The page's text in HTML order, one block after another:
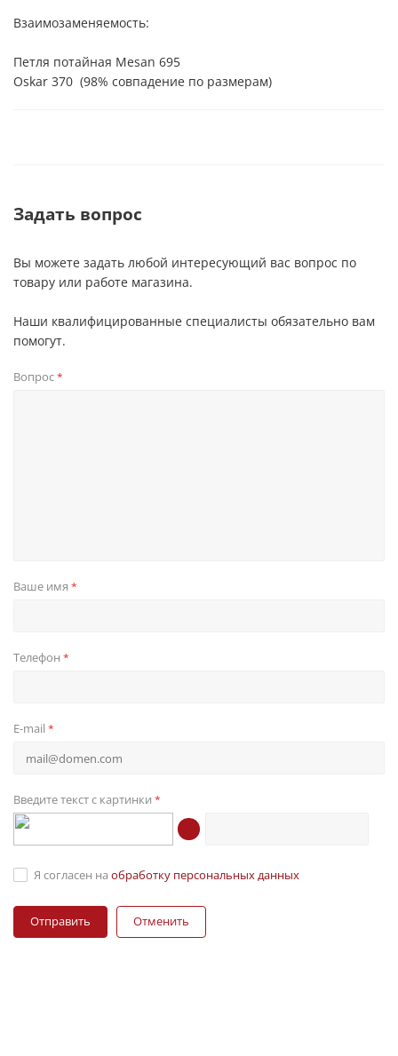
Взаимозаменяемость:
Петля потайная Mesan 695
Oskar 370 (98% совпадение по размерам)
Задать вопрос
Вы можете задать любой интересующий вас вопрос по
товару или работе магазина.
Наши квалифицированные специалисты обязательно вам
помогут.
Вопрос*
Ваше имя *
Телефон *
E-mail *
Введите текст с картинки *
Я согласен на обработку персональных данных
Отменить